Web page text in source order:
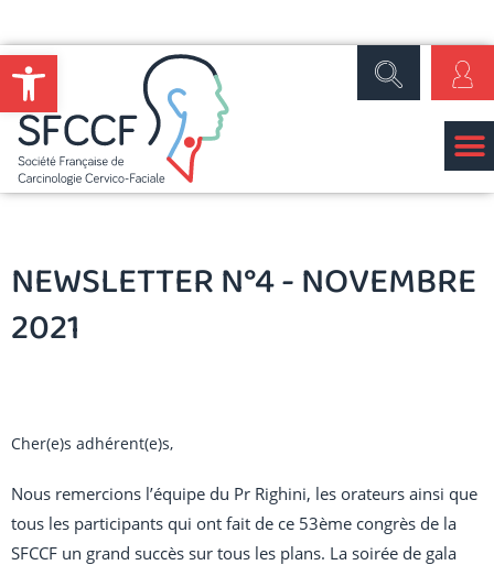
Ouvrir la barre d’outils
NEWSLETTER N°4 - NOVEMBRE
2021
Cher(e)s adhérent(e)s,
Nous remercions l’équipe du Pr Righini, les orateurs ainsi que
tous les participants qui ont fait de ce 53ème congrès de la
SFCCF un grand succès sur tous les plans. La soirée de gala